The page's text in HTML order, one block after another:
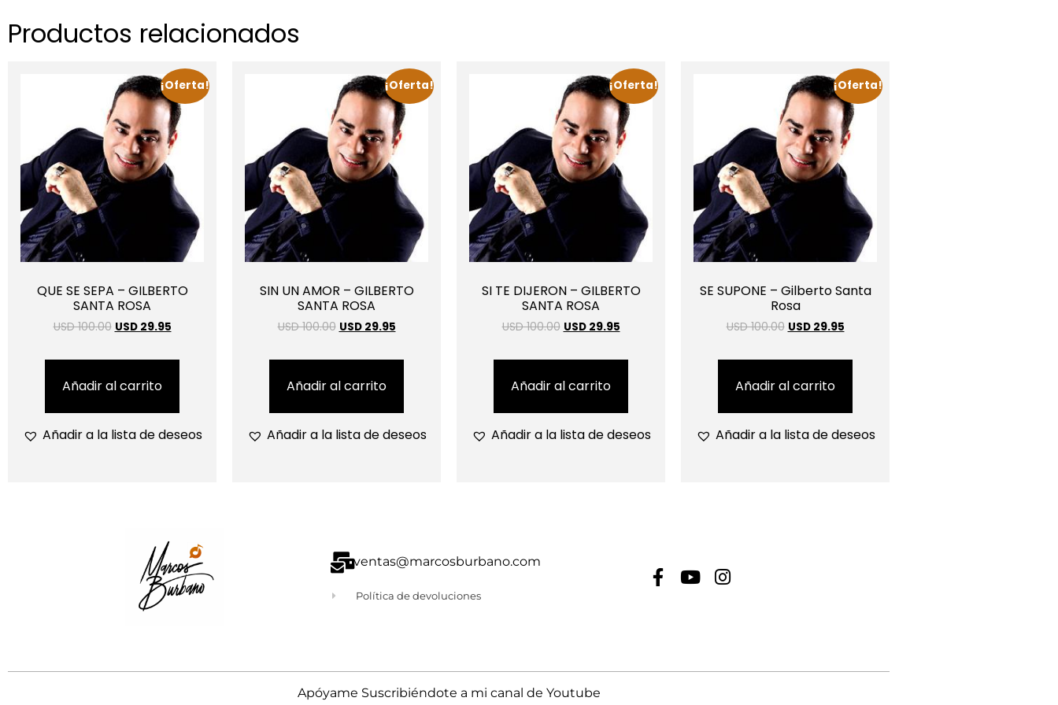
Productos relacionados
¡Oferta!
QUE SE SEPA – GILBERTO
SANTA ROSA
USD 100.00 USD 29.95
Añadir al carrito
Añadir a la lista de deseos
¡Oferta!
SIN UN AMOR – GILBERTO
SANTA ROSA
USD 100.00 USD 29.95
Añadir al carrito
Añadir a la lista de deseos
¡Oferta!
SI TE DIJERON – GILBERTO
SANTA ROSA
USD 100.00 USD 29.95
Añadir al carrito
Añadir a la lista de deseos
¡Oferta!
SE SUPONE – Gilberto Santa
Rosa
USD 100.00 USD 29.95
Añadir al carrito
Añadir a la lista de deseos
ventas@marcosburbano.com
Política de devoluciones
Apóyame Suscribiéndote a mi canal de Youtube